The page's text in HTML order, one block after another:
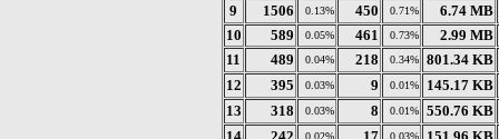
9
1506 0.13% 450 0.71%
6.74 MB
10
589 0.05% 461 0.73%
2.99 MB
11
489 0.04% 218 0.34%
801.34 KB
12
395 0.03% 9 0.01%
145.17 KB
13
318 0.03% 8 0.01%
550.76 KB
0.02% 0.03%